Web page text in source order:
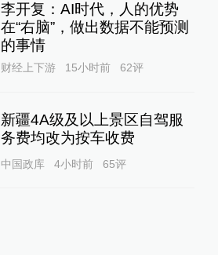
李开复：AI时代，人的优势
在“右脑”，做出数据不能预测
的事情
财经上下游 15小时前 62评
新疆4A级及以上景区自驾服
务费均改为按车收费
中国政库 4小时前 65评